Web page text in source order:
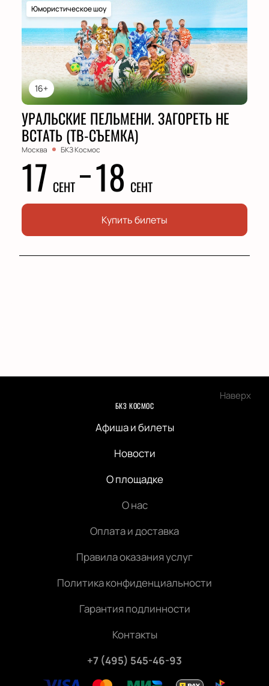
16+
Юмористическое шоу
УРАЛЬСКИЕ ПЕЛЬМЕНИ. ЗАГОРЕТЬ НЕ
ВСТАТЬ (ТВ-СЪЕМКА)
Москва БКЗ Космос
17 СЕНТ 18 СЕНТ
Купить билеты
Наверх
БКЗ КОСМОС
Афиша и билеты
Новости
О площадке
О нас
Оплата и доставка
Правила оказания услуг
Политика конфиденциальности
Гарантия подлинности
Контакты
+7 (495) 545-46-93